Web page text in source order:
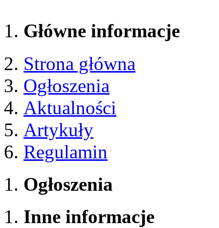
Główne informacje
Strona główna
Ogłoszenia
Aktualności
Artykuły
Regulamin
Ogłoszenia
Inne informacje